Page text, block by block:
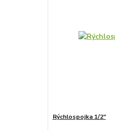
Rýchlospojka 1/2"